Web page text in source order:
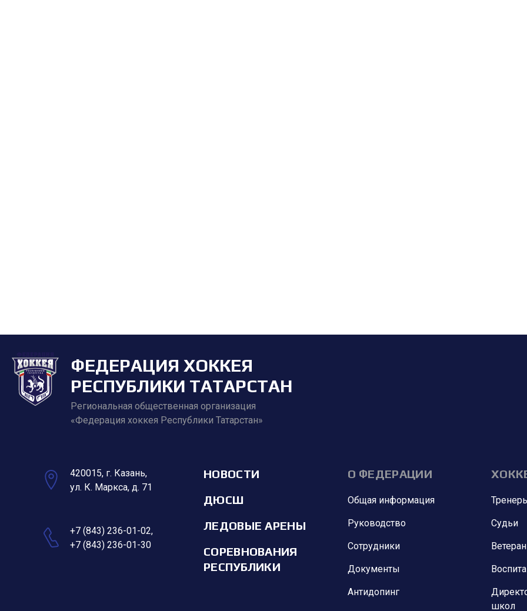
ФЕДЕРАЦИЯ ХОККЕЯ
РЕСПУБЛИКИ ТАТАРСТАН
Региональная общественная организация
«Федерация хоккея Республики Татарстан»
420015, г. Казань,
ул. К. Маркса, д. 71
+7 (843) 236-01-02,
+7 (843) 236-01-30
НОВОСТИ
ДЮСШ
ЛЕДОВЫЕ АРЕНЫ
СОРЕВНОВАНИЯ
РЕСПУБЛИКИ
О ФЕДЕРАЦИИ
Общая информация
Руководство
Сотрудники
Документы
Антидопинг
Судьи
школ